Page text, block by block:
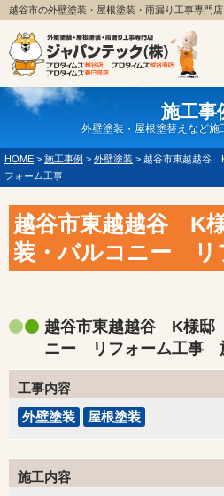
越谷市の外壁塗装・屋根塗装・雨漏り工事専門
施工事
外壁塗装・屋根塗替えなど施
HOME > 施工事例 > 外壁塗装 > 越谷市東越越谷
フォーム工事
越谷市東越越谷 K
装・バルコニー リ
越谷市東越越谷 K様邸
ニー リフォーム工事
工事内容
外壁塗装
屋根塗装
施工内容